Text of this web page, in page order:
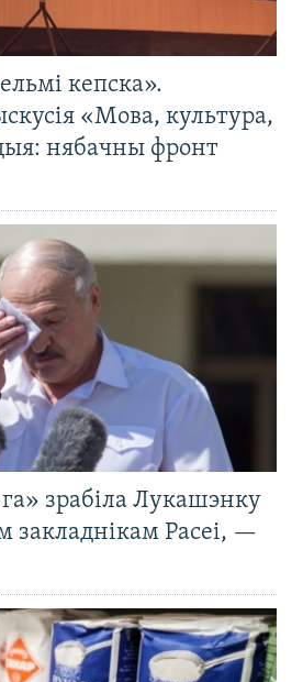
кепска».
«Мова, культура,
нябачны фронт
зрабіла Лукашэнку
закладнікам Расеі, —